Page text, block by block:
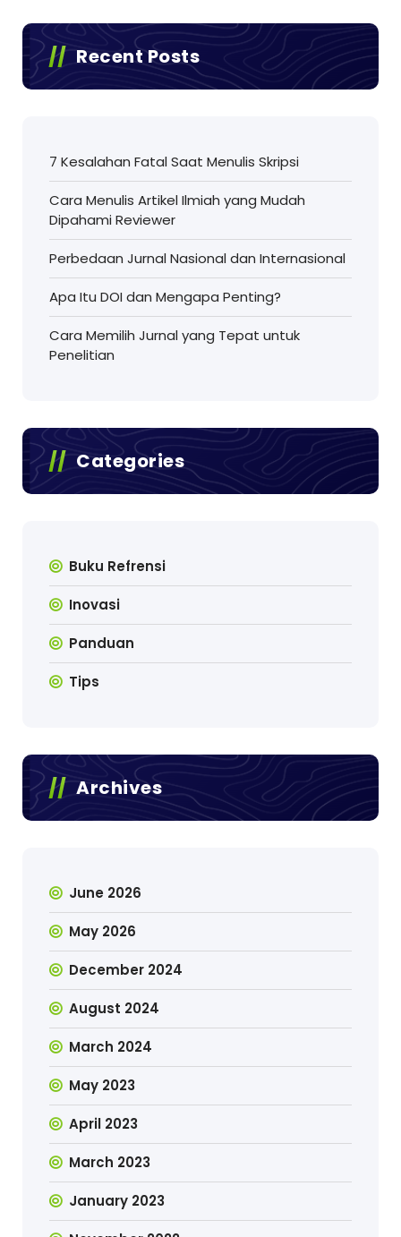
Recent Posts
7 Kesalahan Fatal Saat Menulis Skripsi
Cara Menulis Artikel Ilmiah yang Mudah
Dipahami Reviewer
Perbedaan Jurnal Nasional dan Internasional
Apa Itu DOI dan Mengapa Penting?
Cara Memilih Jurnal yang Tepat untuk
Penelitian
Categories
Buku Refrensi
Inovasi
Panduan
Tips
Archives
June 2026
May 2026
December 2024
August 2024
March 2024
May 2023
April 2023
March 2023
January 2023